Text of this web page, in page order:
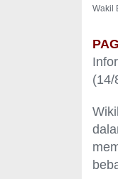
Wakil
(14/